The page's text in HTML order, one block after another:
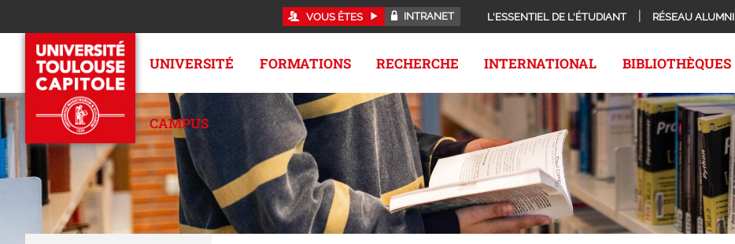
VOUS ÊTES INTRANET L'ESSENTIEL DE L'ÉTUDIANT RÉSEAU ALUMNI
UNIVERSITÉ FORMATIONS RECHERCHE INTERNATIONAL BIBLIOTHÈQUES
CAMPUS